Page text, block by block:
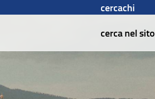
cercachi
cerca nel sito